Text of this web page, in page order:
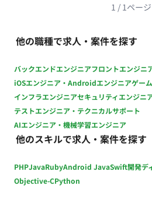
1 / 1ページ
他の職種で求人・案件を探す
バックエンドエンジニアフロントエンジニ
iOSエンジニア・Androidエンジニアゲー
インフラエンジニアセキュリティエンジニ
テストエンジニア・テクニカルサポート
AIエンジニア・機械学習エンジニア
他のスキルで求人・案件を探す
PHPJavaRubyAndroid JavaSwift開発デ
Objective-CPython